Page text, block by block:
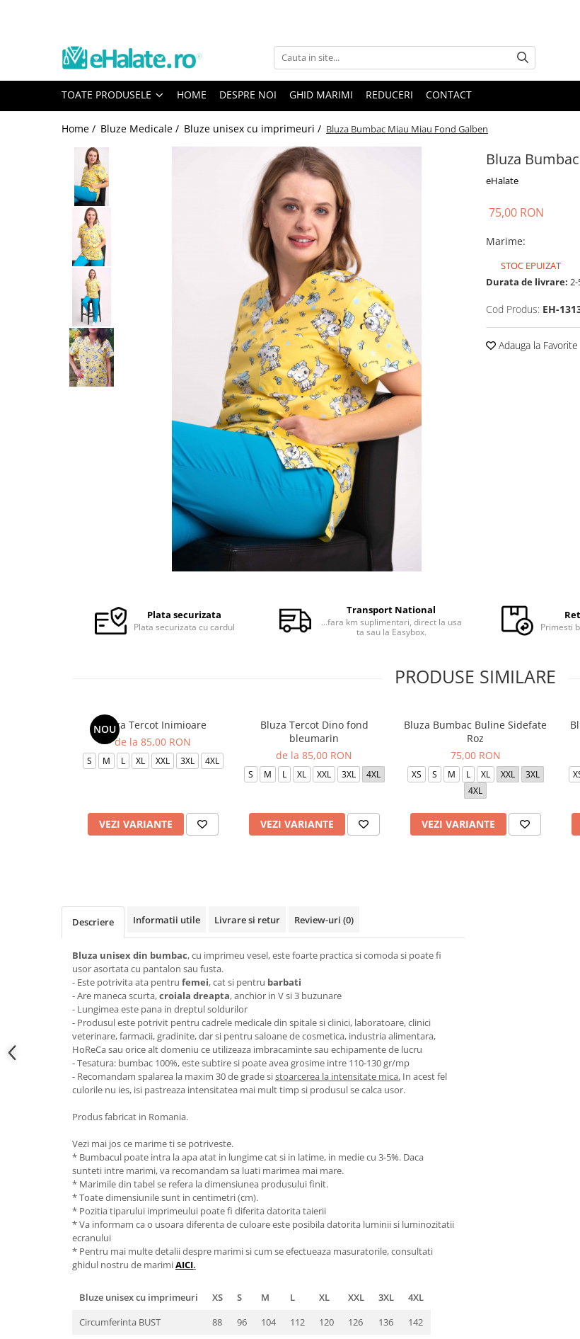
Toate Produsele
Bluze Unisex
Bluze unisex cu imprimeuri
Bluze medicale uni
Halate medicale
Halate Bianca
Halate medicale femei
Halate medicale barbati
Halate medicale P2 cu fluturas
Halate medicale cu nasturi
Tricouri de lucru
Saboti medicali
TOATE PRODUSELE HOME DESPRE NOI GHID MARIMI REDUCERI CONTACT
Home / Bluze Medicale / Bluze unisex cu imprimeuri / Bluza Bumbac Miau Miau Fond Galben
Bluza
eHalate
Facebook
75,00 RON
Marime:
STOC EPUIZAT
Durata de livrare:
Cod Produs: EH-
Adauga la Favorite
Plata securizata
Plata securizata cu cardul
Transport National
...fara km suplimentari, direct la usa
ta sau la Easybox.
Primesti
PRODUSE SIMILARE
NOU
Bluza Tercot Inimioare
de la 85,00 RON
S M L XL XXL 3XL 4XL
VEZI VARIANTE
Bluza Tercot Dino fond
bleumarin
de la 85,00 RON
S M L XL XXL 3XL 4XL
VEZI VARIANTE
Bluza Bumbac Buline Sidefate
Roz
75,00 RON
XS S M L XL XXL
3XL
4XL
VEZI VARIANTE
Descriere Informatii utile Livrare si retur Review-uri (0)
Bluza unisex din bumbac, cu imprimeu vesel, este foarte practica si comoda si poate fi
usor asortata cu pantalon sau fusta.
- Este potrivita ata pentru femei, cat si pentru barbati
- Are maneca scurta,croiala dreapta, anchior in V si 3 buzunare
- Lungimea este pana in dreptul soldurilor
- Produsul este potrivit pentru cadrele medicale din spitale si clinici, laboratoare, clinici
veterinare, farmacii, gradinite, dar si pentru saloane de cosmetica, industria alimentara,
HoReCa sau orice alt domeniu ce utilizeaza imbracaminte sau echipamente de lucru
- Tesatura: bumbac 100%, este subtire si poate avea grosime intre 110-130 gr/mp
- Recomandam spalarea la maxim 30 de grade sistoarcerea la intensitate mica. In acest fel
culorile nu ies, isi pastreaza intensitatea mai mult timp si produsul se calca usor.
Produs fabricat in Romania.
Vezi mai jos ce marime ti se potriveste.
* Bumbacul poate intra la apa atat in lungime cat si in latime, in medie cu 3-5%. Daca
sunteti intre marimi, va recomandam sa luati marimea mai mare.
* Marimile din tabel se refera la dimensiunea produsului finit.
* Toate dimensiunile sunt in centimetri (cm).
* Pozitia tiparului imprimeului poate fi diferita datorita taierii
* Va informam ca o usoara diferenta de culoare este posibila datorita luminii si luminozitatii
ecranului
* Pentru mai multe detalii despre marimi si cum se efectueaza masuratorile, consultati
ghidul nostru de marimiAICI.
Bluze unisex cu imprimeuri XS S M L XL XXL 3XL
4XL
Circumferinta BUST
88 96 104 112 120 126 136
142